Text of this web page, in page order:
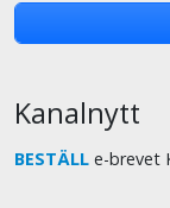
Kanalnytt
BESTÄLL e-brevet